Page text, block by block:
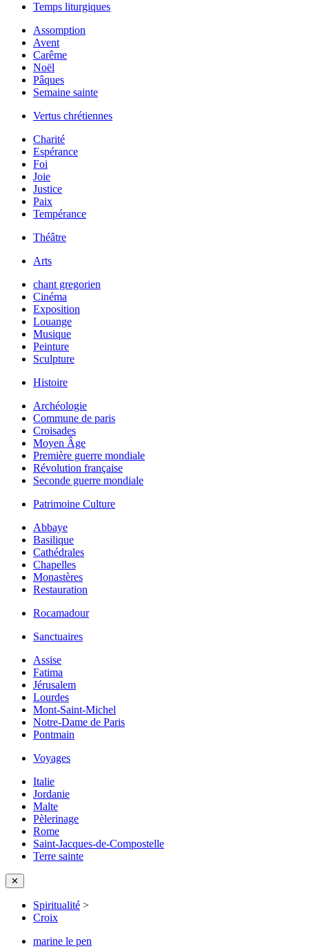
Temps liturgiques
Assomption
Avent
Carême
Noël
Pâques
Semaine sainte
Vertus chrétiennes
Charité
Espérance
Foi
Joie
Justice
Paix
Tempérance
Théâtre
Arts
chant gregorien
Cinéma
Exposition
Louange
Musique
Peinture
Sculpture
Histoire
Archéologie
Commune de paris
Croisades
Moyen Âge
Première guerre mondiale
Révolution française
Seconde guerre mondiale
Patrimoine Culture
Abbaye
Basilique
Cathédrales
Chapelles
Monastères
Restauration
Rocamadour
Sanctuaires
Assise
Fatima
Jérusalem
Lourdes
Mont-Saint-Michel
Notre-Dame de Paris
Pontmain
Voyages
Italie
Jordanie
Malte
Pèlerinage
Rome
Saint-Jacques-de-Compostelle
Terre sainte
✕
Spiritualité >
Croix
marine le pen